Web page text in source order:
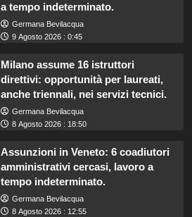
a tempo indeterminato.
Germana Bevilacqua
9 Agosto 2026 : 0:45
Milano assume 16 istruttori
direttivi: opportunità per laureati,
anche triennali, nei servizi tecnici.
Germana Bevilacqua
8 Agosto 2026 : 18:50
Assunzioni in Veneto: 6 coadiutori
amministrativi cercasi, lavoro a
tempo indeterminato.
Germana Bevilacqua
8 Agosto 2026 : 12:55